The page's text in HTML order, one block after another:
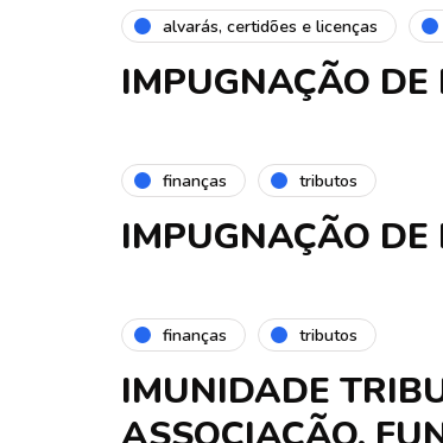
alvarás, certidões e licenças
IMPUGNAÇÃO
finanças tributos
IMPUGNAÇÃO
finanças tributos
IMUNIDADE